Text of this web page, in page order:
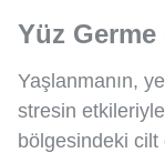
Yüz
Yaşlanmanın,
stresin
bölgesindeki cilt